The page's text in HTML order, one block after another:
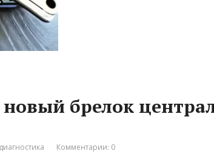
брелок
Комментарии: 0